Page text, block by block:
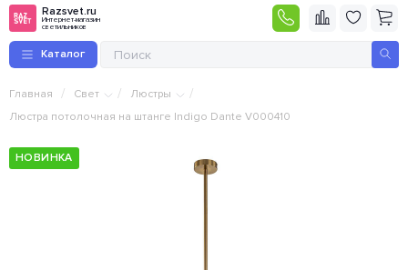
Razsvet.ru
Интернет-магазин
светильников
Каталог
Главная / Свет / Люстры /
Люстра потолочная на штанге Indigo Dante V000410
НОВИНКА